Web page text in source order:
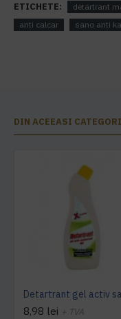
ETICHETE: detartrant
anti calcar
sano anti
DIN ACEEASI
8,98 lei + TVA